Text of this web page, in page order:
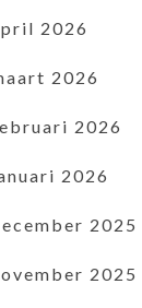
2026
2026
2026
2026
2025
2025